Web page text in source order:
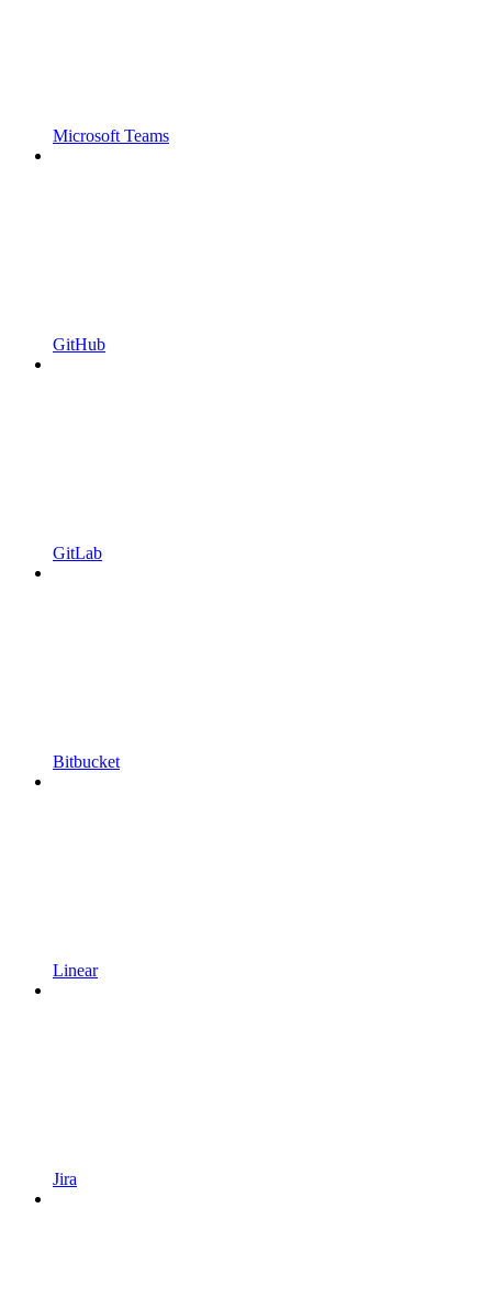
Microsoft Teams
GitHub
GitLab
Bitbucket
Linear
Jira